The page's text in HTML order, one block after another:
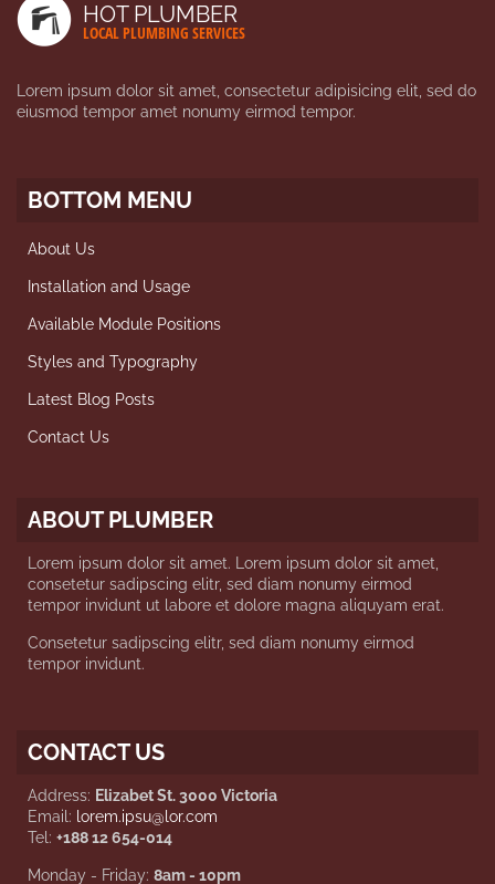
HOT PLUMBER
LOCAL PLUMBING SERVICES
Lorem ipsum dolor sit amet, consectetur adipisicing elit, sed do
eiusmod tempor amet nonumy eirmod tempor.
BOTTOM MENU
About Us
Installation and Usage
Available Module Positions
Styles and Typography
Latest Blog Posts
Contact Us
ABOUT PLUMBER
Lorem ipsum dolor sit amet. Lorem ipsum dolor sit amet,
consetetur sadipscing elitr, sed diam nonumy eirmod
tempor invidunt ut labore et dolore magna aliquyam erat.
Consetetur sadipscing elitr, sed diam nonumy eirmod
tempor invidunt.
CONTACT US
Address: Elizabet St. 3000 Victoria
Email: lorem.ipsu@lor.com
Tel: +188 12 654-014
Monday - Friday: 8am - 10pm